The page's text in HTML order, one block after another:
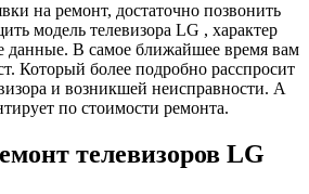
на ремонт, достаточно позвонить
модель телевизора LG , характер
данные. В самое ближайшее время вам
Который более подробно расспросит
и возникшей неисправности. А
по стоимости ремонта.
телевизоров LG